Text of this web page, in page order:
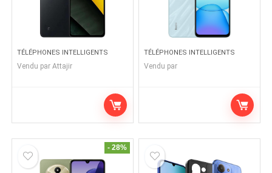
TÉLÉPHONES INTELLIGENTS
Vendu par Attajir
TÉLÉPHONES INTELLIGENTS
Vendu par
- 28%